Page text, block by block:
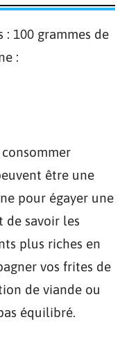
100 grammes de
:
être une
pour égayer une
de savoir les
plus riches en
vos frites de
de viande ou
équilibré.